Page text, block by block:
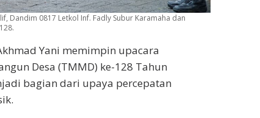
Dandim 0817 Letkol Inf. Fadly Subur Karamaha dan
Yani memimpin upacara
Desa (TMMD) ke-128 Tahun
bagian dari upaya percepatan